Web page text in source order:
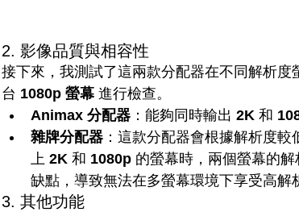
2. 影像品質與相容性
接下來，我測試了這兩款分配器在不同解析度
台 1080p 螢幕 進行檢查。
Animax 分配器 ：能夠同時輸出 2K 和
雜牌分配器 ：這款分配器會根據解析度
上 2K 和 1080p 的螢幕時，兩個螢幕的
缺點，導致無法在多螢幕環境下享受高解
3. 其他功能